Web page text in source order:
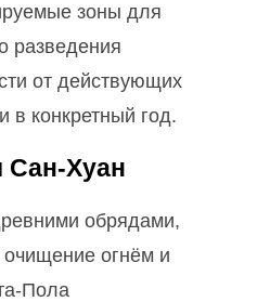
зоны для
разведения
от действующих
в конкретный год.
Сан-Хуан
обрядами,
огнём и
Пола